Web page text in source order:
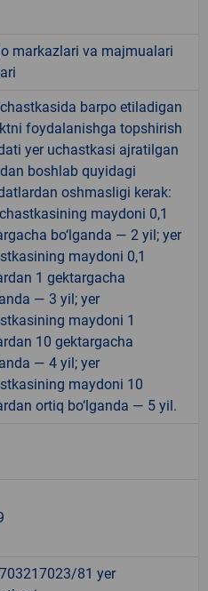
markazlari va majmualari
barpo etiladigan
foydalanishga topshirish
yer uchastkasi ajratilgan
boshlab quyidagi
oshmasligi kerak:
maydoni 0,1
bo‘lganda — 2 yil; yer
maydoni 0,1
1 gektargacha
— 3 yil; yer
maydoni 1
10 gektargacha
— 4 yil; yer
maydoni 10
ortiq bo‘lganda — 5 yil.
81 yer